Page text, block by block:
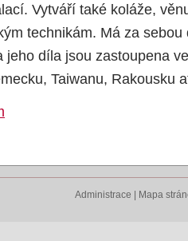
Vytváří také koláže,
technikám. Má za
jeho díla jsou zastoupena
Taiwanu, Rakousku
Administrace Mapa